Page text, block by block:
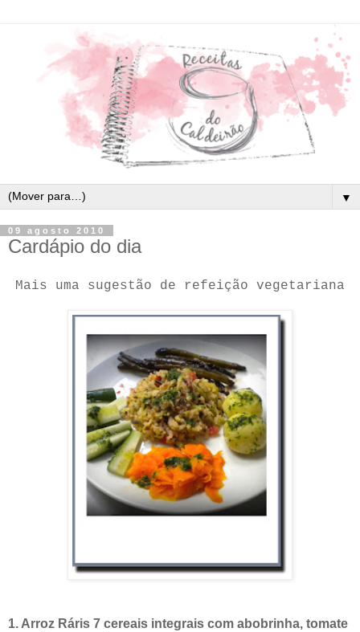
▼
09 agosto 2010
Cardápio do dia
Mais uma sugestão de refeição vegetariana
1. Arroz Ráris 7 cereais integrais com abobrinha, tomate